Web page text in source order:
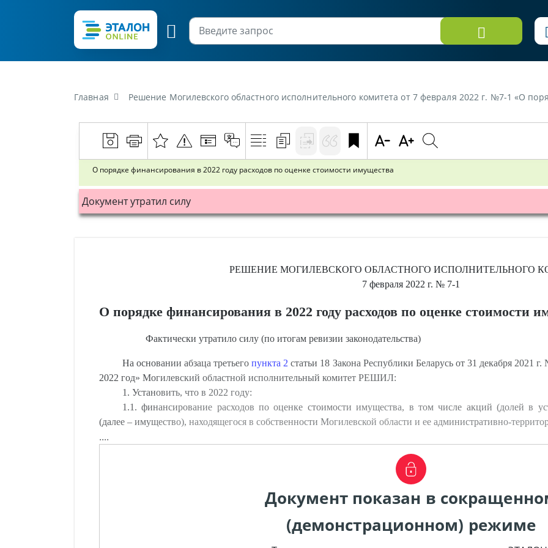
Главная Решение Могилевского областного исполнительного комитета от 7 февраля 2022 г. №7-1 «О порядке
О порядке финансирования в 2022 году расходов по оценке стоимости имущества
Документ утратил силу
РЕШЕНИЕ МОГИЛЕВСКОГО ОБЛАСТНОГО ИСПОЛНИТЕЛЬНОГО
7 февраля 2022 г. № 7-1
О порядке финансирования в 2022 году расходов по оценке стоимости
Фактически утратило силу (по итогам ревизии законодательства)
На основании абзаца третьегопункта 2 статьи 18 Закона Республики Беларусь от 31 декабря
2022 год» Могилевский областной исполнительный комитет РЕШИЛ:
1. Установить, что в 2022 году:
1.1. финансирование расходов по оценке стоимости имущества, в том числе акций (долей в
(далее – имущество), находящегося в собственности Могилевской области и ее административно-
....
Документ показан в
(демонстрационном) режиме